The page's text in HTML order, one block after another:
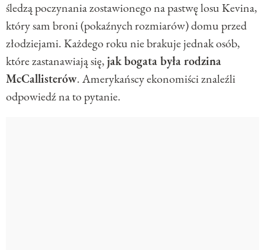
śledzą poczynania zostawionego na pastwę losu Kevina,
który sam broni (pokaźnych rozmiarów) domu przed
złodziejami. Każdego roku nie brakuje jednak osób,
które zastanawiają się,jak bogata była rodzina
McCallisterów. Amerykańscy ekonomiści znaleźli
odpowiedź na to pytanie.